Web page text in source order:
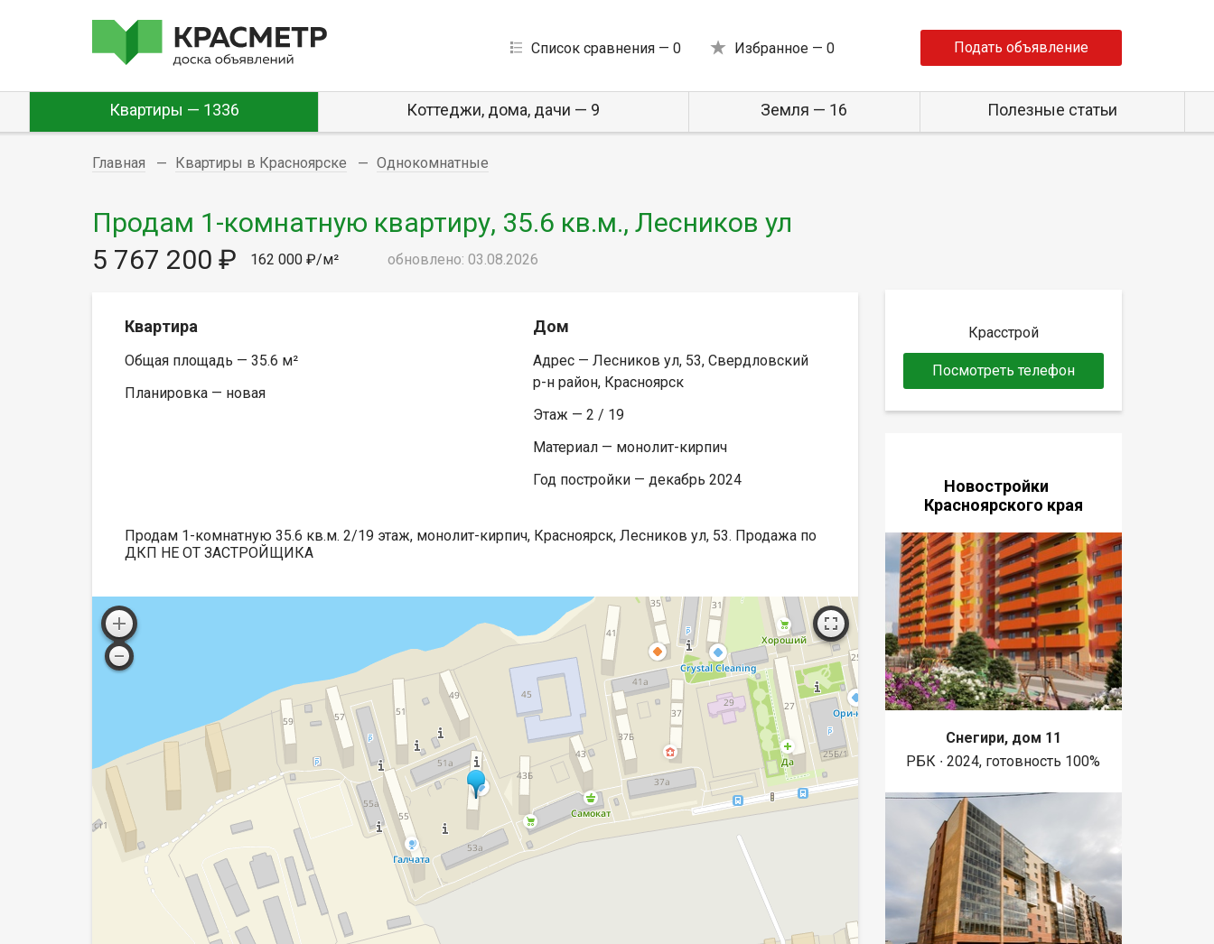
Список сравнения — 0 Избранное — 0 Подать объявление
Квартиры — 1336 Коттеджи, дома, дачи — 9 Земля — 16 Полезные статьи
Главная Квартиры в Красноярске Однокомнатные
Продам 1-комнатную квартиру, 35.6 кв.м., Лесников ул
5 767 200 ₽
162 000 ₽/м² обновлено: 03.08.2026
Квартира
Общая площадь — 35.6 м²
Планировка — новая
Дом
Адрес — Лесников ул, 53, Свердловский
р-н район, Красноярск
Этаж — 2 / 19
Материал — монолит-кирпич
Год постройки — декабрь 2024
Продам 1-комнатную 35.6 кв.м. 2/19 этаж, монолит-кирпич, Красноярск, Лесников ул, 53. Продажа по
ДКП НЕ ОТ ЗАСТРОЙЩИКА
Красстрой
Посмотреть телефон
Новостройки
Красноярского края
Снегири, дом 11
РБК ∙ 2024, готовность 100%